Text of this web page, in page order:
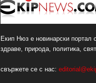
Екип Нюз е новинарски портал
здраве, природа, политика, свят
свържете се с нас: